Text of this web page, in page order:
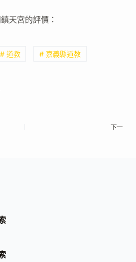
天宮的評價：
# 道教 # 嘉義縣道教
下一